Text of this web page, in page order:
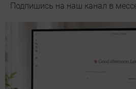
Подпишись на наш канал в